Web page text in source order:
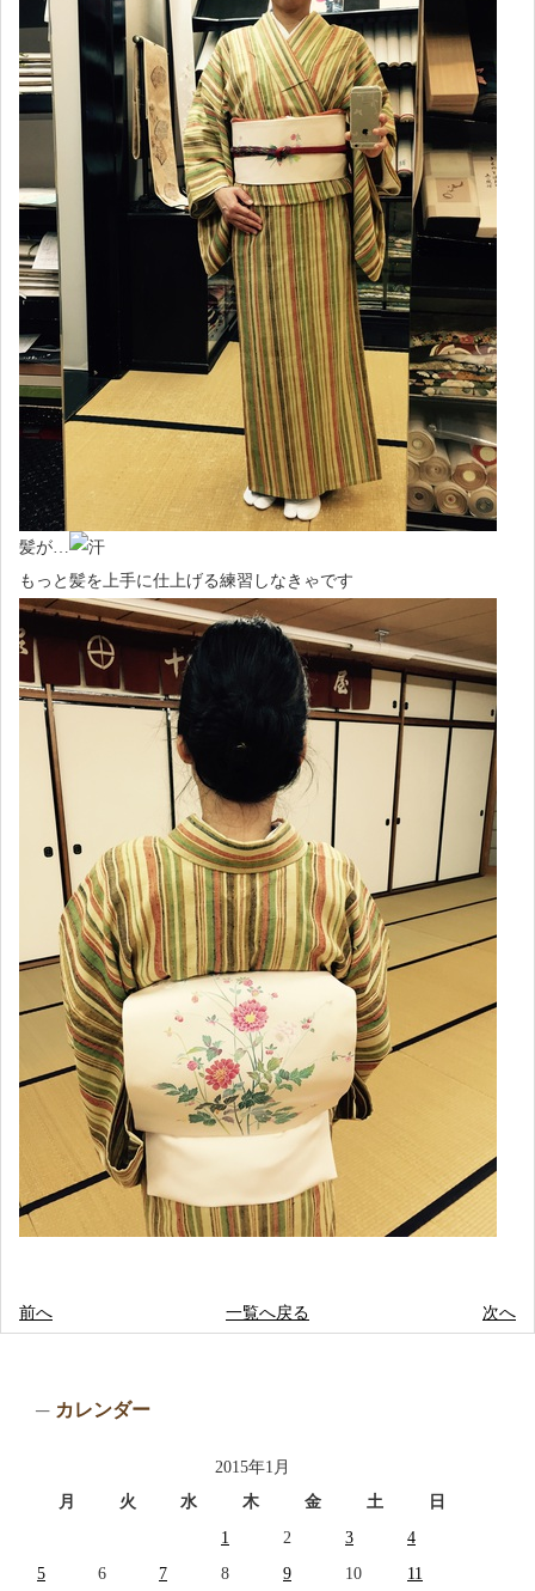
髪が…
もっと髪を上手に仕上げる練習しなきゃです
前へ 一覧へ戻る 次へ
カレンダー
2015年1月
月
火 水 木 金 土
日
1
2 3
4
5
6 7 8 9 10 11